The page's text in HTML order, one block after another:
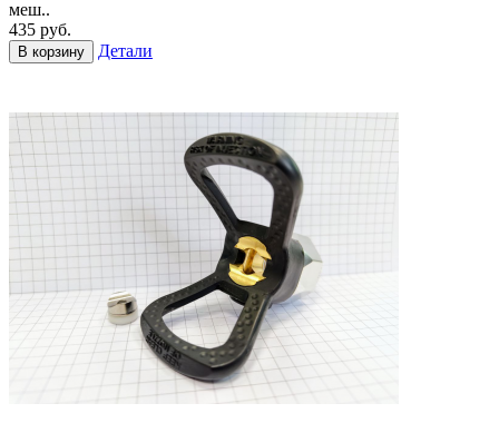
меш..
435 руб.
В корзину Детали